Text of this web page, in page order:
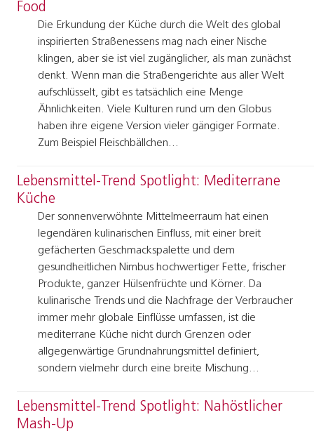
Food
Die Erkundung der Küche durch die Welt des global
inspirierten Straßenessens mag nach einer Nische
klingen, aber sie ist viel zugänglicher, als man zunächst
denkt. Wenn man die Straßengerichte aus aller Welt
aufschlüsselt, gibt es tatsächlich eine Menge
Ähnlichkeiten. Viele Kulturen rund um den Globus
haben ihre eigene Version vieler gängiger Formate.
Zum Beispiel Fleischbällchen…
Lebensmittel-Trend Spotlight: Mediterrane
Küche
Der sonnenverwöhnte Mittelmeerraum hat einen
legendären kulinarischen Einfluss, mit einer breit
gefächerten Geschmackspalette und dem
gesundheitlichen Nimbus hochwertiger Fette, frischer
Produkte, ganzer Hülsenfrüchte und Körner. Da
kulinarische Trends und die Nachfrage der Verbraucher
immer mehr globale Einflüsse umfassen, ist die
mediterrane Küche nicht durch Grenzen oder
allgegenwärtige Grundnahrungsmittel definiert,
sondern vielmehr durch eine breite Mischung…
Lebensmittel-Trend Spotlight: Nahöstlicher
Mash-Up